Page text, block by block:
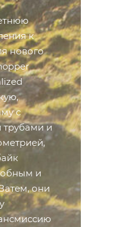
к
нового
с
трубами и
и
они